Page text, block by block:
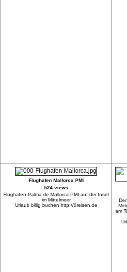
Flughafen Mallorca PMI
524 views
Flughafen Palma de Mallorca PMI auf der Insel
im Mittelmeer
Urlaub billig buchen http://0reisen.de
am